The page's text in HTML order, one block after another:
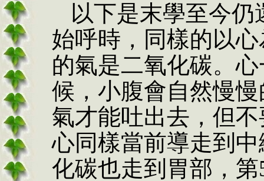
以下是末學至今
始呼時，同樣的以
的氣是二氧化碳。
候，小腹會自然慢
氣才能吐出去，但
心同樣當前導走到
化碳也走到胃部，